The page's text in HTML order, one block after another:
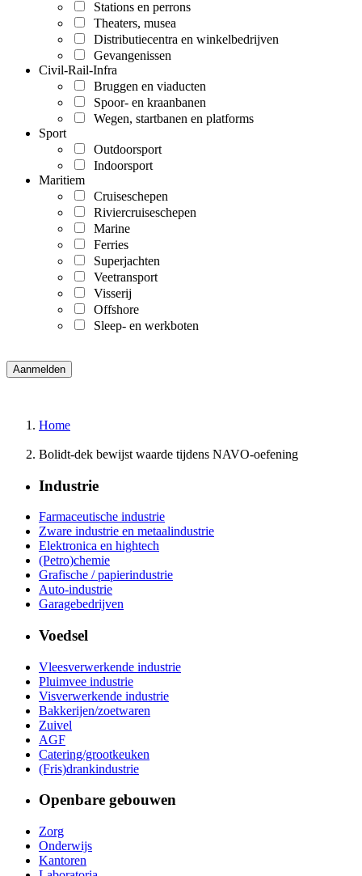
Stations en perrons
Theaters, musea
Distributiecentra en winkelbedrijven
Gevangenissen
Civil-Rail-Infra
Bruggen en viaducten
Spoor- en kraanbanen
Wegen, startbanen en platforms
Sport
Outdoorsport
Indoorsport
Maritiem
Cruiseschepen
Riviercruiseschepen
Marine
Ferries
Superjachten
Veetransport
Visserij
Offshore
Sleep- en werkboten
Home
Bolidt-dek bewijst waarde tijdens NAVO-oefening
Industrie
Farmaceutische industrie
Zware industrie en metaalindustrie
Elektronica en hightech
(Petro)chemie
Grafische / papierindustrie
Auto-industrie
Garagebedrijven
Voedsel
Vleesverwerkende industrie
Pluimvee industrie
Visverwerkende industrie
Bakkerijen/zoetwaren
Zuivel
AGF
Catering/grootkeuken
(Fris)drankindustrie
Openbare gebouwen
Zorg
Onderwijs
Kantoren